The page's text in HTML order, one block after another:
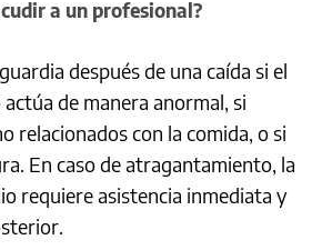
a un profesional?
después de una caída si el
de manera anormal, si
relacionados con la comida, o si
En caso de atragantamiento, la
requiere asistencia inmediata y